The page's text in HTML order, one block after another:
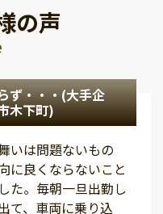
の声
ず・・・(大手企
木下町)
いは問題ないもの
に良くならないこと
た。毎朝一旦出勤し
て、車両に乗り込